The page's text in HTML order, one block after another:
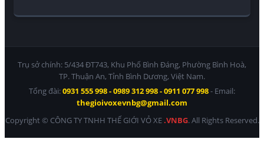
Trụ sở chính: 5/434 ĐT743, Khu Phố Bình Đáng, Phường Bình Hoà,
TP. Thuận An, Tỉnh Bình Dương, Việt Nam.
Tổng đài:0931 555 998 - 0989 312 998 - 0911 077 998- Email:
thegioivoxevnbg@gmail.com
Copyright © CÔNG TY TNHH THẾ GIỚI VỎ XE.VNBG. All Rights Reserved.